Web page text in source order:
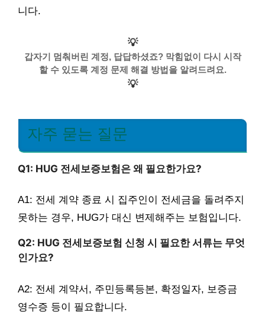
니다.
💡
갑자기 멈춰버린 계정, 답답하셨죠? 막힘없이 다시 시작
할 수 있도록 계정 문제 해결 방법을 알려드려요.
💡
자주 묻는 질문
Q1: HUG 전세보증보험은 왜 필요한가요?
A1: 전세 계약 종료 시 집주인이 전세금을 돌려주지
못하는 경우, HUG가 대신 변제해주는 보험입니다.
Q2: HUG 전세보증보험 신청 시 필요한 서류는 무엇
인가요?
A2: 전세 계약서, 주민등록등본, 확정일자, 보증금
영수증 등이 필요합니다.